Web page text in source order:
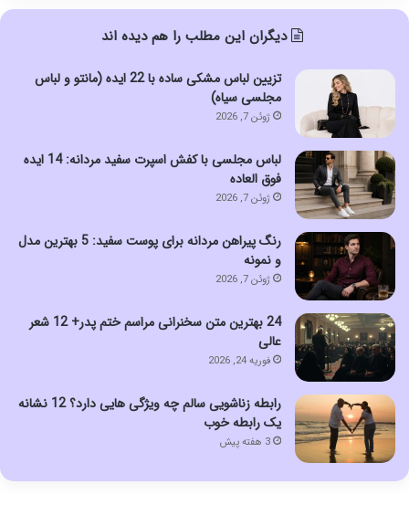
دیگران این مطلب را هم دیده اند
تزیین لباس مشکی ساده با 22 ایده (مانتو و لباس
مجلسی سیاه)
ژوئن 7, 2026
لباس مجلسی با کفش اسپرت سفید مردانه: 14 ایده
فوق العاده
ژوئن 7, 2026
رنگ پیراهن مردانه برای پوست سفید: 5 بهترین مدل
و نمونه
ژوئن 7, 2026
24 بهترین متن سخنرانی مراسم ختم پدر+ 12 شعر
عالی
فوریه 24, 2026
رابطه زناشویی سالم چه ویژگی هایی دارد؟ 12 نشانه
یک رابطه خوب
3 هفته پیش